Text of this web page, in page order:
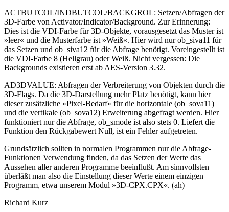
ACTBUTCOL/INDBUTCOL/BACKGROL: Setzen/Abfragen der
3D-Farbe von Activator/Indicator/Background. Zur Erinnerung:
Dies ist die VDI-Farbe für 3D-Objekte, vorausgesetzt das Muster ist
»leer« und die Musterfarbe ist »Weiß«. Hier wird nur ob_siva11 für
das Setzen und ob_siva12 für die Abfrage benötigt. Voreingestellt ist
die VDI-Farbe 8 (Hellgrau) oder Weiß. Nicht vergessen: Die
Backgrounds existieren erst ab AES-Version 3.32.
AD3DVALUE: Abfragen der Verbreiterung von Objekten durch die
3D-Flags. Da die 3D-Darstellung mehr Platz benötigt, kann hier
dieser zusätzliche »Pixel-Bedarf« für die horizontale (ob_sova11)
und die vertikale (ob_sova12) Erweiterung abgefragt werden. Hier
funktioniert nur die Abfrage, ob_smode ist also stets 0. Liefert die
Funktion den Rückgabewert Null, ist ein Fehler aufgetreten.
Grundsätzlich sollten in normalen Programmen nur die Abfrage-
Funktionen Verwendung finden, da das Setzen der Werte das
Aussehen aller anderen Programme beeinflußt. Am sinnvollsten
überläßt man also die Einstellung dieser Werte einem einzigen
Programm, etwa unserem Modul »3D-CPX.CPX«. (ah)
Richard Kurz